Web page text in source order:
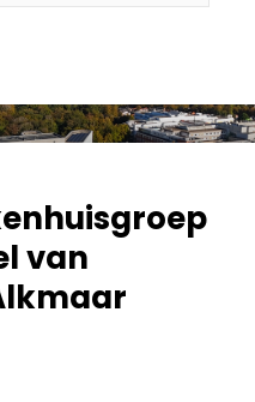
over bouw en
van